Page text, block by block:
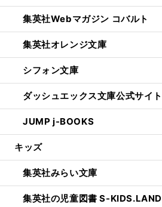
集英社Webマガジン コバルト
集英社オレンジ文庫
シフォン文庫
ダッシュエックス文庫公式サイト
JUMP j-BOOKS
キッズ
集英社みらい文庫
集英社の児童図書 S-KIDS.LAND